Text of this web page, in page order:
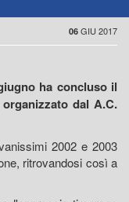
06 GIU 2017
ha concluso il
dal A.C.
2002 e 2003
ritrovandosi così a